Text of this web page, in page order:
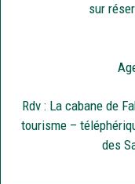
sur
Rdv : La cabane de
tourisme –
des